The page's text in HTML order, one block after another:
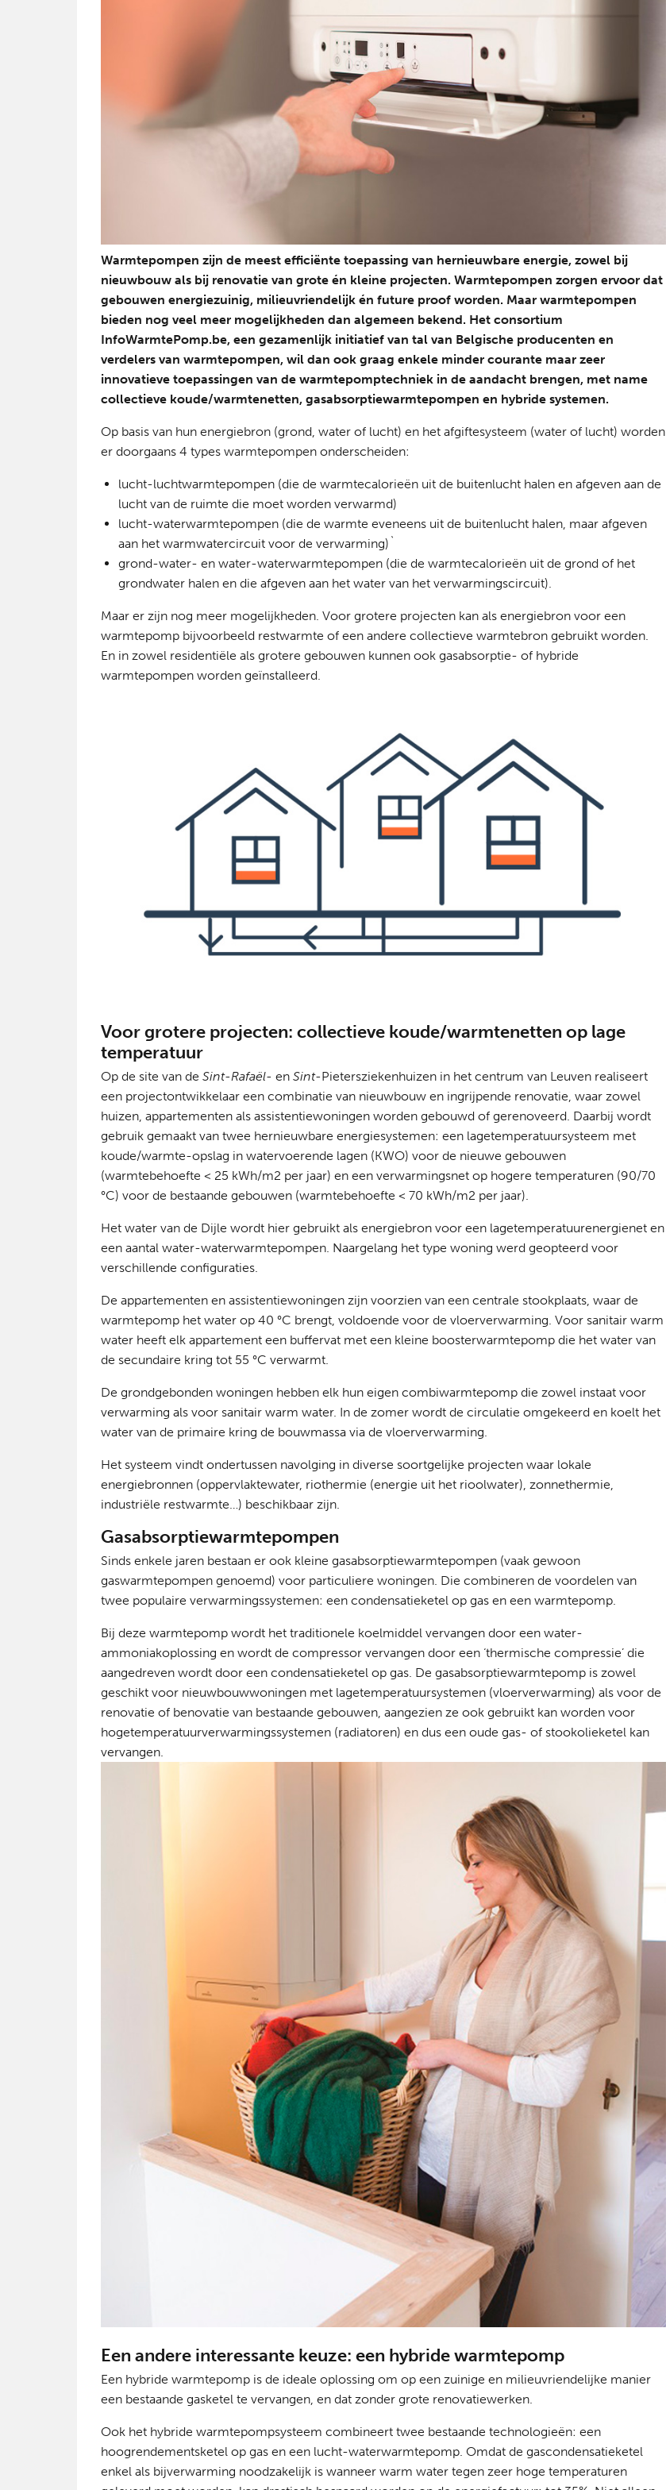
Warmtepompen zijn de meest efficiënte toepassing van hernieuwbare energie, zowel bij
nieuwbouw als bij renovatie van grote én kleine projecten. Warmtepompen zorgen ervoor dat
gebouwen energiezuinig, milieuvriendelijk én future proof worden. Maar warmtepompen
bieden nog veel meer mogelijkheden dan algemeen bekend. Het consortium
InfoWarmtePomp.be, een gezamenlijk initiatief van tal van Belgische producenten en
verdelers van warmtepompen, wil dan ook graag enkele minder courante maar zeer
innovatieve toepassingen van de warmtepomptechniek in de aandacht brengen, met name
collectieve koude/warmtenetten, gasabsorptiewarmtepompen en hybride systemen.
Op basis van hun energiebron (grond, water of lucht) en het afgiftesysteem (water of lucht) worden
er doorgaans 4 types warmtepompen onderscheiden:
lucht-luchtwarmtepompen (die de warmtecalorieën uit de buitenlucht halen en afgeven aan de
lucht van de ruimte die moet worden verwarmd)
lucht-waterwarmtepompen (die de warmte eveneens uit de buitenlucht halen, maar afgeven
aan het warmwatercircuit voor de verwarming)`
grond-water- en water-waterwarmtepompen (die de warmtecalorieën uit de grond of het
grondwater halen en die afgeven aan het water van het verwarmingscircuit).
Maar er zijn nog meer mogelijkheden. Voor grotere projecten kan als energiebron voor een
warmtepomp bijvoorbeeld restwarmte of een andere collectieve warmtebron gebruikt worden.
En in zowel residentiële als grotere gebouwen kunnen ook gasabsorptie- of hybride
warmtepompen worden geïnstalleerd.
Voor grotere projecten: collectieve koude/warmtenetten op lage
temperatuur
Op de site van de Sint-Rafaël- en Sint-Pietersziekenhuizen in het centrum van Leuven realiseert
een projectontwikkelaar een combinatie van nieuwbouw en ingrijpende renovatie, waar zowel
huizen, appartementen als assistentiewoningen worden gebouwd of gerenoveerd. Daarbij wordt
gebruik gemaakt van twee hernieuwbare energiesystemen: een lagetemperatuursysteem met
koude/warmte-opslag in watervoerende lagen (KWO) voor de nieuwe gebouwen
(warmtebehoefte < 25 kWh/m2 per jaar) en een verwarmingsnet op hogere temperaturen (90/70
°C) voor de bestaande gebouwen (warmtebehoefte < 70 kWh/m2 per jaar).
Het water van de Dijle wordt hier gebruikt als energiebron voor een lagetemperatuurenergienet en
een aantal water-waterwarmtepompen. Naargelang het type woning werd geopteerd voor
verschillende configuraties.
De appartementen en assistentiewoningen zijn voorzien van een centrale stookplaats, waar de
warmtepomp het water op 40 °C brengt, voldoende voor de vloerverwarming. Voor sanitair warm
water heeft elk appartement een buffervat met een kleine boosterwarmtepomp die het water van
de secundaire kring tot 55 °C verwarmt.
De grondgebonden woningen hebben elk hun eigen combiwarmtepomp die zowel instaat voor
verwarming als voor sanitair warm water. In de zomer wordt de circulatie omgekeerd en koelt het
water van de primaire kring de bouwmassa via de vloerverwarming.
Het systeem vindt ondertussen navolging in diverse soortgelijke projecten waar lokale
energiebronnen (oppervlaktewater, riothermie (energie uit het rioolwater), zonnethermie,
industriële restwarmte…) beschikbaar zijn.
Gasabsorptiewarmtepompen
Sinds enkele jaren bestaan er ook kleine gasabsorptiewarmtepompen (vaak gewoon
gaswarmtepompen genoemd) voor particuliere woningen. Die combineren de voordelen van
twee populaire verwarmingssystemen: een condensatieketel op gas en een warmtepomp.
Bij deze warmtepomp wordt het traditionele koelmiddel vervangen door een water-
ammoniakoplossing en wordt de compressor vervangen door een ‘thermische compressie’ die
aangedreven wordt door een condensatieketel op gas. De gasabsorptiewarmtepomp is zowel
geschikt voor nieuwbouwwoningen met lagetemperatuursystemen (vloerverwarming) als voor de
renovatie of benovatie van bestaande gebouwen, aangezien ze ook gebruikt kan worden voor
hogetemperatuurverwarmingssystemen (radiatoren) en dus een oude gas- of stookolieketel kan
vervangen.
Een andere interessante keuze: een hybride warmtepomp
Een hybride warmtepomp is de ideale oplossing om op een zuinige en milieuvriendelijke manier
een bestaande gasketel te vervangen, en dat zonder grote renovatiewerken.
Ook het hybride warmtepompsysteem combineert twee bestaande technologieën: een
hoogrendementsketel op gas en een lucht-waterwarmtepomp. Omdat de gascondensatieketel
enkel als bijverwarming noodzakelijk is wanneer warm water tegen zeer hoge temperaturen